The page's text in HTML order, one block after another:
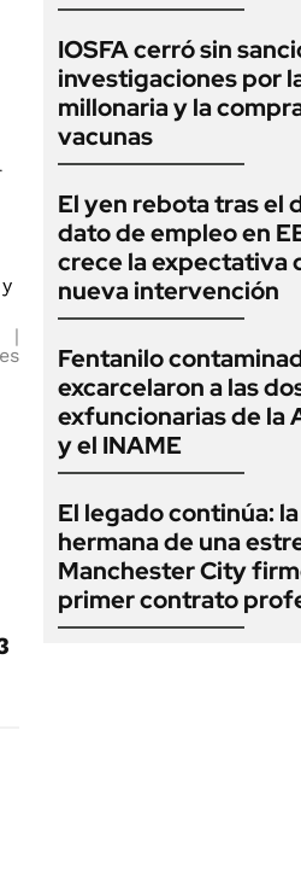
IOSFA cerró sin
investigaciones por
millonaria y la
vacunas
El yen rebota tras el
dato de empleo en
crece la expectativa
nueva intervención
Fentanilo
excarcelaron a las
exfuncionarias de la
y el INAME
El legado continúa: la
hermana de una
Manchester City
primer contrato